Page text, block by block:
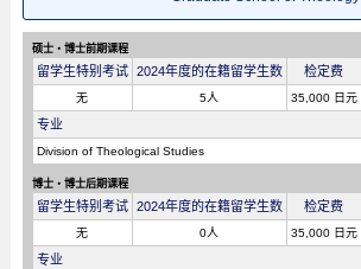
硕士・博士前期课程
留学生特别考试 2024年度的在籍留学生数 检定费
无 5人 35,000 日元
专业
Division of Theological Studies
博士・博士后期课程
留学生特别考试 2024年度的在籍留学生数 检定费
无 0人 35,000 日元
专业